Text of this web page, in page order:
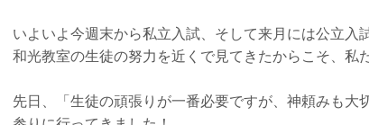
いよいよ今週末から私立入試、そして来月には公立入
和光教室の生徒の努力を近くで見てきたからこそ、私
先日、「生徒の頑張りが一番必要ですが、神頼みも